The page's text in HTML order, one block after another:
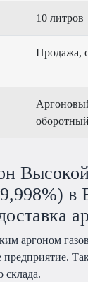
10 литров
Продажа,
в
аргоном
предприятие.
склада.